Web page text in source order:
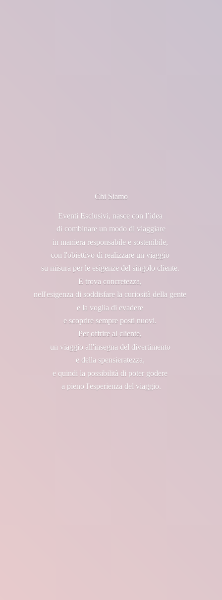
Chi Siamo
Eventi Esclusivi, nasce con l’idea
di combinare un modo di viaggiare
in maniera responsabile e sostenibile,
con l'obiettivo di realizzare un viaggio
su misura per le esigenze del singolo cliente.
E trova concretezza,
nell'esigenza di soddisfare la curiosità della gente
e la voglia di evadere
e scoprire sempre posti nuovi.
Per offrire al cliente,
un viaggio all'insegna del divertimento
e della spensieratezza,
e quindi la possibilità di poter godere
a pieno l'esperienza del viaggio.